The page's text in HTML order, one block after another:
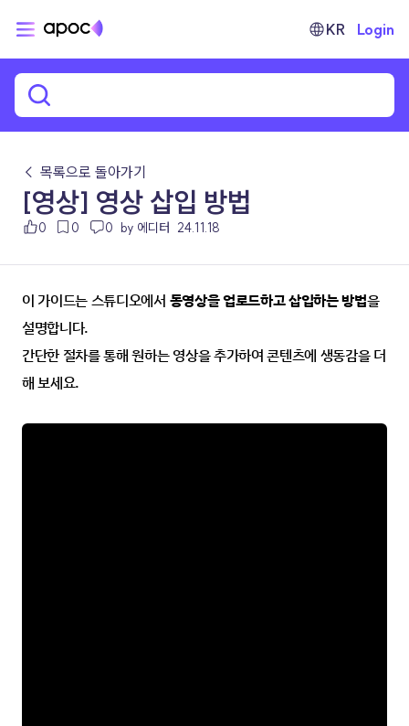
KR Login
← 목록으로 돌아가기
[영상] 영상 삽입 방법
0 0 0 by 에디터 24.11.18
이 가이드는 스튜디오에서 동영상을 업로드하고 삽입하는 방법을
설명합니다.
간단한 절차를 통해 원하는 영상을 추가하여 콘텐츠에 생동감을 더
해 보세요.